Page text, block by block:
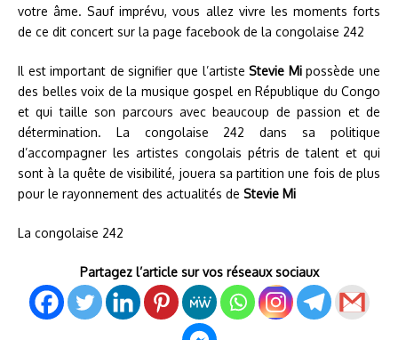
votre âme. Sauf imprévu, vous allez vivre les moments forts
de ce dit concert sur la page facebook de la congolaise 242
Il est important de signifier que l’artisteStevie Mipossède une
des belles voix de la musique gospel en République du Congo
et qui taille son parcours avec beaucoup de passion et de
détermination. La congolaise 242 dans sa politique
d’accompagner les artistes congolais pétris de talent et qui
sont à la quête de visibilité, jouera sa partition une fois de plus
pour le rayonnement des actualités de Stevie Mi
La congolaise 242
Partagez l’article sur vos réseaux sociaux